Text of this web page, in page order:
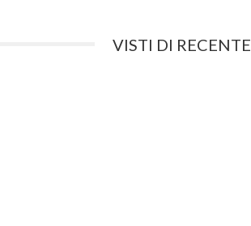
VISTI DI RECENTE